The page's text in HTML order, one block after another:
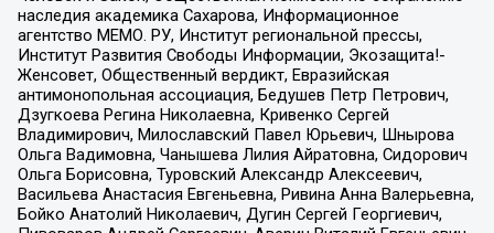
наследия академика Сахарова, Информационное
агентство МЕМО. РУ, Институт региональной прессы,
Институт Развития Свободы Информации, Экозащита!-
Женсовет, Общественный вердикт, Евразийская
антимонопольная ассоциация, Бедушев Петр Петрович,
Дзугкоева Регина Николаевна, Кривенко Сергей
Владимирович, Милославский Павел Юрьевич, Шнырова
Ольга Вадимовна, Чанышева Лилия Айратовна, Сидорович
Ольга Борисовна, Туровский Александр Алексеевич,
Васильева Анастасия Евгеньевна, Ривина Анна Валерьевна,
Бойко Анатолий Николаевич, Дугин Сергей Георгиевич,